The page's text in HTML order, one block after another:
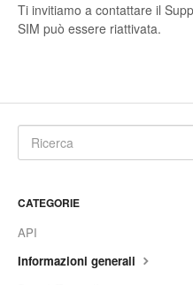
Ti invitiamo a contattare il
SIM può essere riattivata.
CATEGORIE
API
Informazioni generali